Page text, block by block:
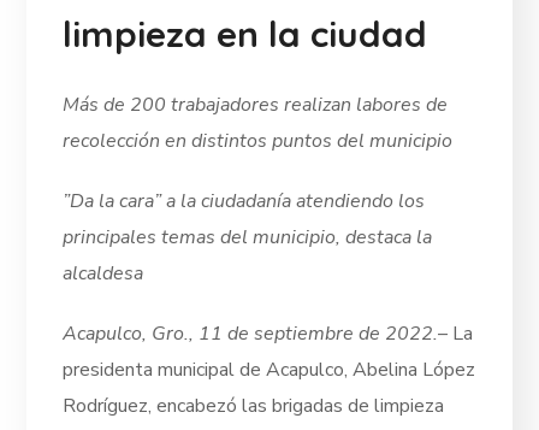
limpieza en la ciudad
Más de 200 trabajadores realizan labores de
recolección en distintos puntos del municipio
”Da la cara” a la ciudadanía atendiendo los
principales temas del municipio, destaca la
alcaldesa
Acapulco, Gro., 11 de septiembre de 2022.– La
presidenta municipal de Acapulco, Abelina López
Rodríguez, encabezó las brigadas de limpieza